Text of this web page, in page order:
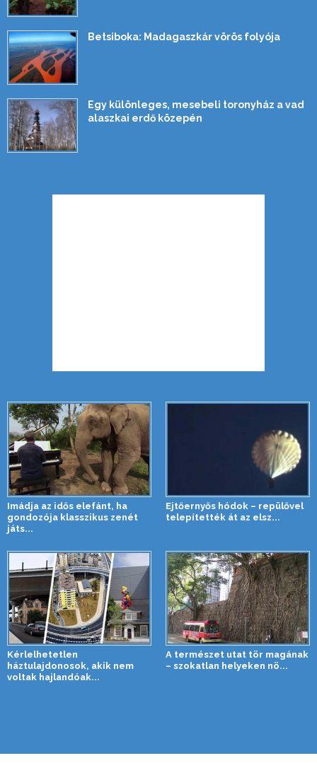
Betsiboka: Madagaszkár vörös folyója
Egy különleges, mesebeli toronyház a vad
alaszkai erdő közepén
Imádja az idős elefánt, ha
gondozója klasszikus zenét
játs...
Ejtőernyős hódok – repülővel
telepítették át az elsz...
Kérlelhetetlen
háztulajdonosok, akik nem
voltak hajlandóak...
A természet utat tör magának
– szokatlan helyeken nö...